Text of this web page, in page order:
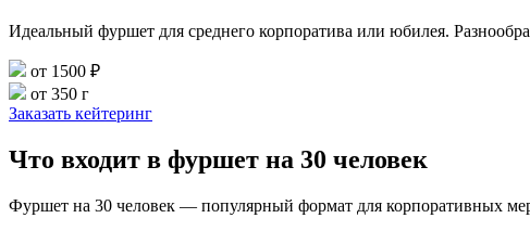
Идеальный фуршет для среднего корпоратива или юбилея.
от 1500 ₽
от 350 г
Заказать кейтеринг
Что входит в фуршет на 30 человек
Фуршет на 30 человек — популярный формат для корпоративных